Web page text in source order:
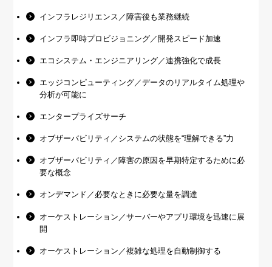
インフラレジリエンス／障害後も業務継続
インフラ即時プロビジョニング／開発スピード加速
エコシステム・エンジニアリング／連携強化で成長
エッジコンピューティング／データのリアルタイム処理や
分析が可能に
エンタープライズサーチ
オブザーバビリティ／システムの状態を“理解できる”力
オブザーバビリティ／障害の原因を早期特定するために必
要な概念
オンデマンド／必要なときに必要な量を調達
オーケストレーション／サーバーやアプリ環境を迅速に展
開
オーケストレーション／複雑な処理を自動制御する